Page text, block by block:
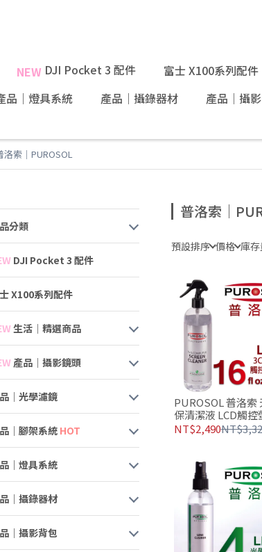
NEW DJI Pocket 3 配件 富士 X100系列配件
品｜燈具系統
產品｜攝錄器材 產品｜攝
洛索｜PUROSOL
分類
DJI Pocket 3 配件
X100系列配件
生活｜精選商品
產品｜攝影鏡頭
｜光學濾鏡
｜腳架系統 HOT
｜燈具系統
｜攝錄器材
｜攝影背包
普洛索｜
預設排序 價格 庫存
PUROSOL 普洛索
保清潔液 LCD觸控
版專用 16oz
NT$2,490